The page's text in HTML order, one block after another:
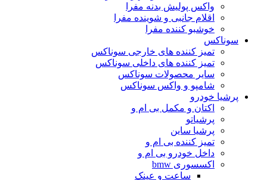
واکس پولیش بدنه مفرا
اقلام جانبی و شوینده مفرا
خوشبو کننده مفرا
سوناکس
تمیز کننده های خارجی سوناکس
تمیز کننده های داخلی سوناکس
سایر محصولات سوناکس
شامپو و واکس سوناکس
پرشیا خودرو
اکتان و مکمل بی ام و
پرشیاتو
پرشیا ساین
تمیز کننده بی ام و
داخل خودرو بی ام و
اکسسوری bmw
ساعت و عینک